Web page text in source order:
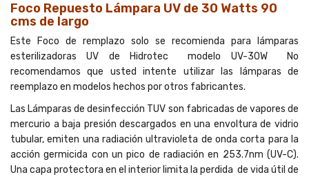
Foco Repuesto Lámpara UV de 30 Watts 90
cms de largo
Este Foco de remplazo solo se recomienda para lámparas
esterilizadoras UV de Hidrotec modelo UV-30W No
recomendamos que usted intente utilizar las lámparas de
reemplazo en modelos hechos por otros fabricantes.
Las Lámparas de desinfección TUV son fabricadas de vapores de
mercurio a baja presión descargados en una envoltura de vidrio
tubular, emiten una radiación ultravioleta de onda corta para la
acción germicida con un pico de radiación en 253.7nm (UV-C).
Una capa protectora en el interior limita la perdida de vida útil de